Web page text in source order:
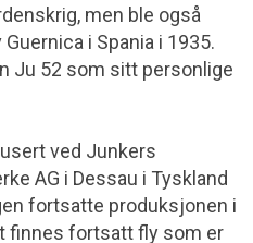
men ble også
i Spania i 1935.
Ju 52 som sitt personlige
ved Junkers
AG i Dessau i Tyskland
fortsatte produksjonen i
finnes fortsatt fly som er